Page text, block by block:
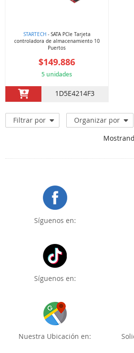
STARTECH- SATA PCIe Tarjeta
controladora de almacenamiento 10
Puertos
$149.886
5 unidades
1D5E4214F3
Filtrar por Organizar por
Síguenos en:
Síguenos en:
Nuestra Ubicación en: